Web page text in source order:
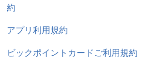
約
アプリ利用規約
ビックポイントカードご利用規約